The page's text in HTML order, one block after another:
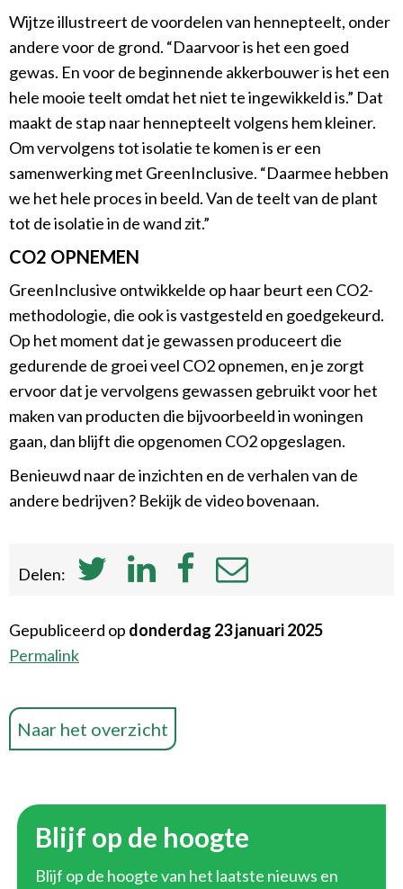
Wijtze illustreert de voordelen van hennepteelt, onder
andere voor de grond. “Daarvoor is het een goed
gewas. En voor de beginnende akkerbouwer is het een
hele mooie teelt omdat het niet te ingewikkeld is.” Dat
maakt de stap naar hennepteelt volgens hem kleiner.
Om vervolgens tot isolatie te komen is er een
samenwerking met GreenInclusive. “Daarmee hebben
we het hele proces in beeld. Van de teelt van de plant
tot de isolatie in de wand zit.”
CO2 OPNEMEN
GreenInclusive ontwikkelde op haar beurt een CO2-
methodologie, die ook is vastgesteld en goedgekeurd.
Op het moment dat je gewassen produceert die
gedurende de groei veel CO2 opnemen, en je zorgt
ervoor dat je vervolgens gewassen gebruikt voor het
maken van producten die bijvoorbeeld in woningen
gaan, dan blijft die opgenomen CO2 opgeslagen.
Benieuwd naar de inzichten en de verhalen van de
andere bedrijven? Bekijk de video bovenaan.
Delen:
Gepubliceerd op donderdag 23 januari 2025
Permalink
Naar het overzicht
Blijf op de hoogte
Blijf op de hoogte van het laatste nieuws en